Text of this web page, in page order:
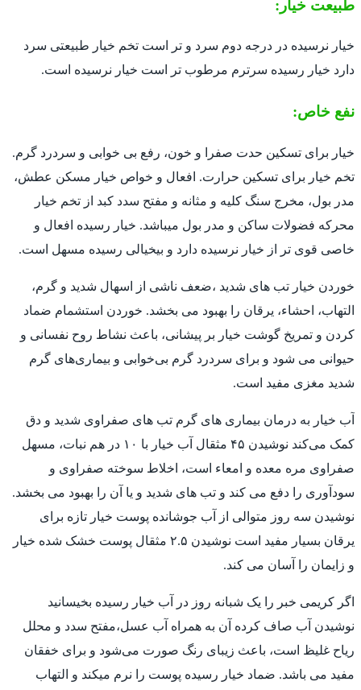
طبیعت خیار:
خیار نرسیده در درجه دوم سرد و تر است تخم خیار طبیعتی سرد
دارد خیار رسیده سرترم مرطوب تر است خیار نرسیده است.
نفع خاص:
خیار برای تسکین حدت صفرا و خون، رفع بی خوابی و سردرد گرم.
تخم خیار برای تسکین حرارت. افعال و خواص خیار مسکن عطش،
مدر بول، مخرج سنگ کلیه و مثانه و مفتح سدد کبد از تخم خیار
محرکه فضولات ساکن و مدر بول میباشد. خیار رسیده افعال و
خاصی قوی تر از خیار نرسیده دارد و بیخیالی رسیده مسهل است.
خوردن خیار تب های شدید ،ضعف ناشی از اسهال شدید و گرم،
التهاب، احشاء، یرقان را بهبود می بخشد. خوردن استشمام ضماد
کردن و تمریخ گوشت خیار بر پیشانی، باعث نشاط روح نفسانی و
حیوانی می شود و برای سردرد گرم بی‌خوابی و بیماری‌های گرم
شدید مغزی مفید است.
آب خیار به درمان بیماری های گرم تب های صفراوی شدید و دق
کمک می‌کند نوشیدن ۴۵ مثقال آب خیار با ۱۰ در هم نبات، مسهل
صفراوی مره معده و امعاء است، اخلاط سوخته صفراوی و
سودآوری را دفع می کند و تب های شدید و یا آن را بهبود می بخشد.
نوشیدن سه روز متوالی از آب جوشانده پوست خیار تازه برای
یرقان بسیار مفید است نوشیدن ۲.۵ مثقال پوست خشک شده خیار
و زایمان را آسان می کند.
اگر کریمی خبر را یک شبانه روز در آب خیار رسیده بخیسانید
نوشیدن آب صاف کرده آن به همراه آب عسل،مفتح سدد و محلل
ریاح غلیظ است، باعث زیبای رنگ صورت می‌شود و برای خفقان
مفید می باشد. ضماد خیار رسیده پوست را نرم میکند و التهاب